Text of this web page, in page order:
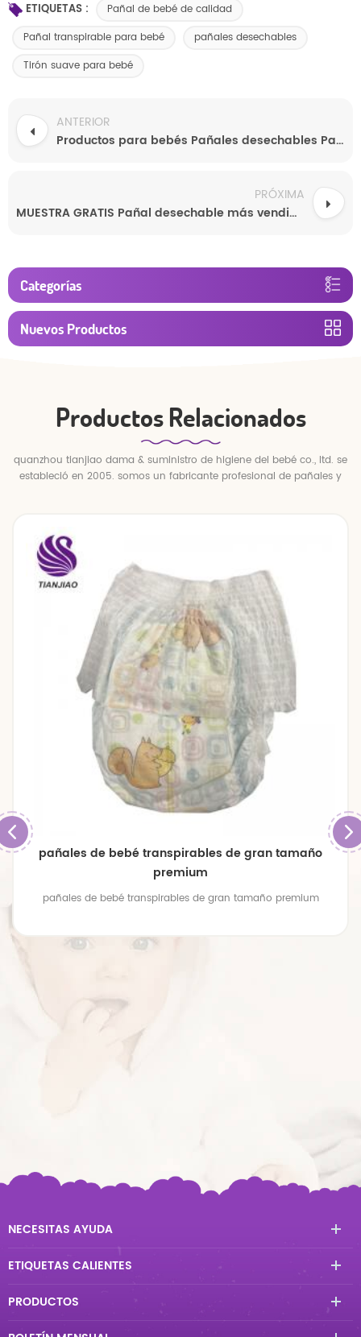
ETIQUETAS :
Pañal de bebé de calidad
Pañal transpirable para bebé
pañales desechables
Tirón suave para bebé
ANTERIOR
Productos para bebés Pañales desechables Pañales de alta calidad Pañales suaves súper absorbentes
PRÓXIMA
MUESTRA GRATIS Pañal desechable más vendido al por mayor Pantalones de entrenamiento para bebés
Categorías
Nuevos Productos
Productos Relacionados
quanzhou tianjiao dama & suministro de higiene del bebé co., ltd. se
estableció en 2005. somos un fabricante profesional de pañales y
pañales de bebé transpirables de gran tamaño
premium
pañales de bebé transpirables de gran tamaño premium
NECESITAS AYUDA
ETIQUETAS CALIENTES
PRODUCTOS